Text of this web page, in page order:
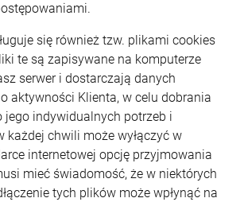
się również tzw. plikami cookies
te są zapisywane na komputerze
serwer i dostarczają danych
aktywności Klienta, w celu dobrania
jego indywidualnych potrzeb i
każdej chwili może wyłączyć w
internetowej opcję przyjmowania
mieć świadomość, że w niektórych
tych plików może wpłynąć na